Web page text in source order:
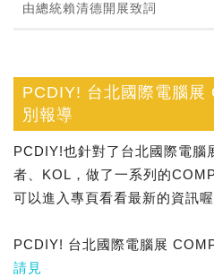
由總統賴清德開展致詞
PCDIY! 台北國際電腦展
別報導
PCDIY!也針對了台北國際電腦
者、KOL，做了一系列的
可以進入專頁看看最新的資訊喔
PCDIY! 台北國際電腦展
請見